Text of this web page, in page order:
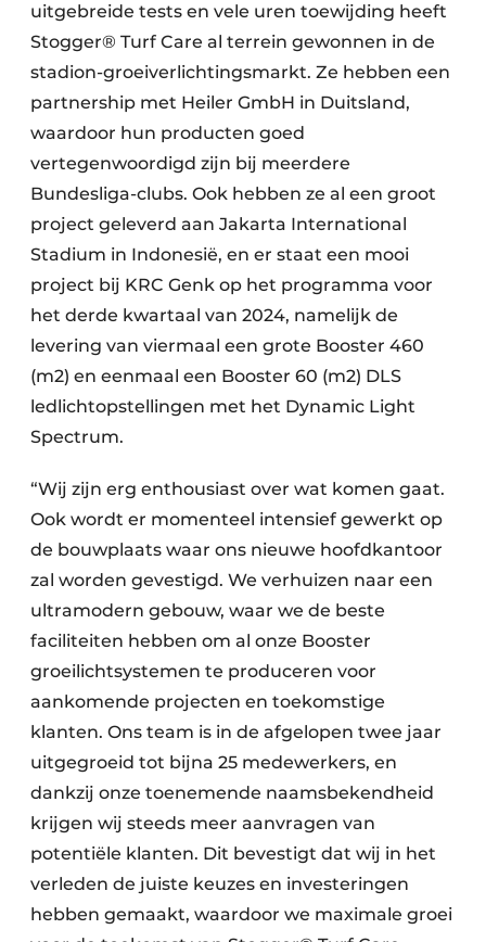
uitgebreide tests en vele uren toewijding heeft
Stogger® Turf Care al terrein gewonnen in de
stadion-groeiverlichtingsmarkt. Ze hebben een
partnership met Heiler GmbH in Duitsland,
waardoor hun producten goed
vertegenwoordigd zijn bij meerdere
Bundesliga-clubs. Ook hebben ze al een groot
project geleverd aan Jakarta International
Stadium in Indonesië, en er staat een mooi
project bij KRC Genk op het programma voor
het derde kwartaal van 2024, namelijk de
levering van viermaal een grote Booster 460
(m2) en eenmaal een Booster 60 (m2) DLS
ledlichtopstellingen met het Dynamic Light
Spectrum.
“Wij zijn erg enthousiast over wat komen gaat.
Ook wordt er momenteel intensief gewerkt op
de bouwplaats waar ons nieuwe hoofdkantoor
zal worden gevestigd. We verhuizen naar een
ultramodern gebouw, waar we de beste
faciliteiten hebben om al onze Booster
groeilichtsystemen te produceren voor
aankomende projecten en toekomstige
klanten. Ons team is in de afgelopen twee jaar
uitgegroeid tot bijna 25 medewerkers, en
dankzij onze toenemende naamsbekendheid
krijgen wij steeds meer aanvragen van
potentiële klanten. Dit bevestigt dat wij in het
verleden de juiste keuzes en investeringen
hebben gemaakt, waardoor we maximale groei